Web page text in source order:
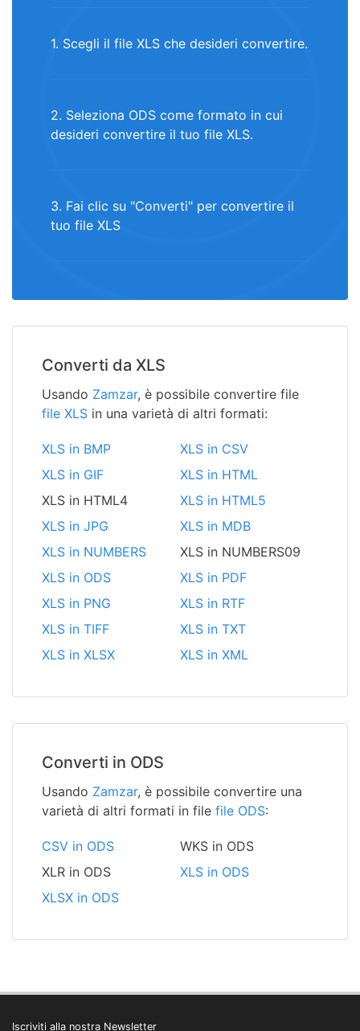
1. Scegli il file XLS che desideri convertire.
2. Seleziona ODS come formato in cui
desideri convertire il tuo file XLS.
3. Fai clic su "Converti" per convertire il
tuo file XLS
Converti da XLS
Usando Zamzar, è possibile convertire file
file XLS in una varietà di altri formati:
XLS in BMP
XLS in CSV
XLS in GIF
XLS in HTML
XLS in HTML4
XLS in HTML5
XLS in JPG
XLS in MDB
XLS in NUMBERS
XLS in NUMBERS09
XLS in ODS
XLS in PDF
XLS in PNG
XLS in RTF
XLS in TIFF
XLS in TXT
XLS in XLSX
XLS in XML
Converti in ODS
Usando Zamzar, è possibile convertire una
varietà di altri formati in file file ODS:
CSV in ODS
WKS in ODS
XLR in ODS
XLS in ODS
XLSX in ODS
Iscriviti alla nostra Newsletter